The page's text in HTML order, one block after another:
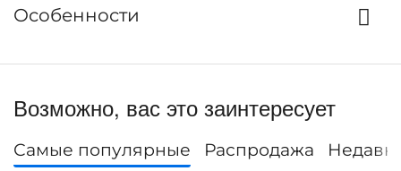
Особенности
Возможно, вас это заинтересует
Самые популярные Распродажа